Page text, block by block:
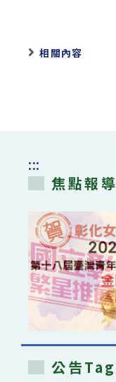
相關內容
:::
焦點報導
公告Tag